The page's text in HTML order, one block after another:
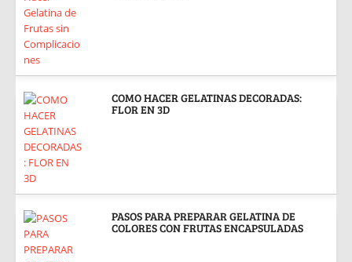
COMO HACER GELATINAS DECORADAS:
FLOR EN 3D
PASOS PARA PREPARAR GELATINA DE
COLORES CON FRUTAS ENCAPSULADAS